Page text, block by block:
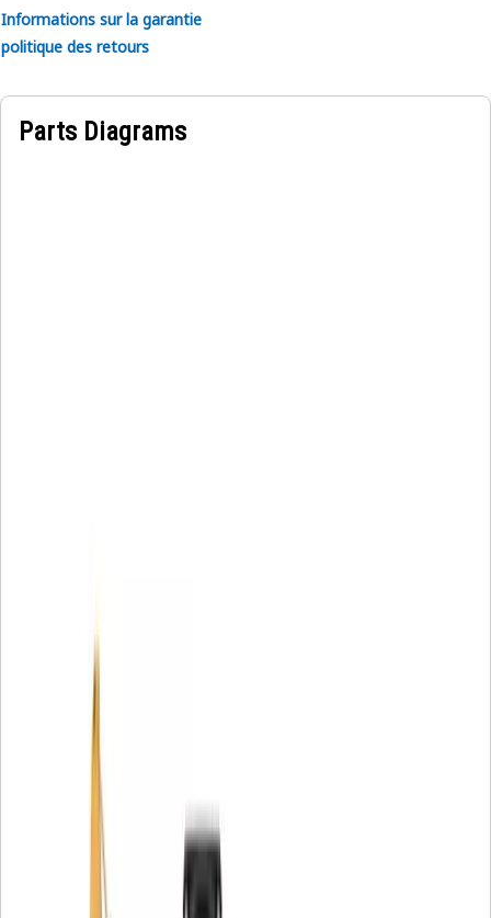
Informations sur la garantie
politique des retours
Parts Diagrams